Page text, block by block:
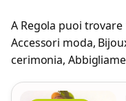
A Regola puoi trovare
Accessori moda,
cerimonia,